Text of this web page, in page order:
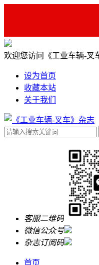
欢迎您访问《工业车辆-叉
设为首页
收藏本站
关于我们
客服二维码
微信公众号
杂志订阅码
首页